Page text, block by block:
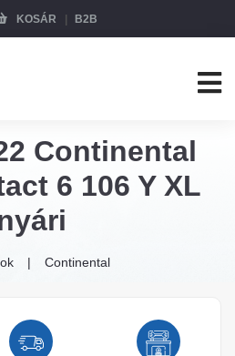
KOSÁR B2B
Continental
6 106 Y XL
Continental